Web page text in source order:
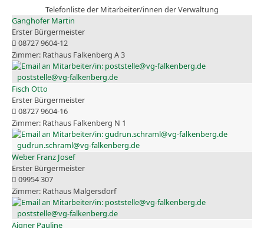
Telefonliste der Mitarbeiter/innen der Verwaltung
Ganghofer Martin
Erster Bürgermeister
08727 9604-12
Rathaus Falkenberg A 3
poststelle@vg-falkenberg.de
Fisch Otto
Erster Bürgermeister
08727 9604-16
Rathaus Falkenberg N 1
gudrun.schraml@vg-falkenberg.de
Weber Franz Josef
Erster Bürgermeister
09954 307
Rathaus Malgersdorf
poststelle@vg-falkenberg.de
Aigner Pauline